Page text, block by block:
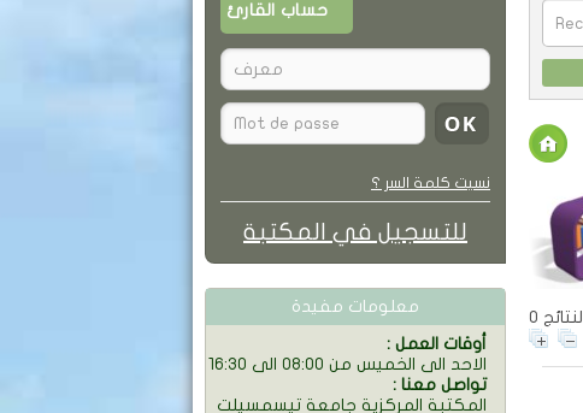
0 النتائج
حساب القارئ
نسيت كلمة السر ؟
للتسجيل في المكتبة
معلومات مفيدة
: أوقات العمل
الاحد الى الخميس من 08:00 الى 16:30
: تواصل معنا
المكتبة المركزية جامعة تيسمسيلت